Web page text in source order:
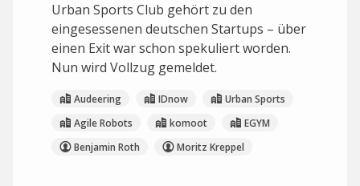
Urban Sports Club gehört zu den
eingesessenen deutschen Startups – über
einen Exit war schon spekuliert worden.
Nun wird Vollzug gemeldet.
Audeering IDnow
Urban Sports
Agile Robots
komoot
EGYM
Benjamin Roth
Moritz Kreppel